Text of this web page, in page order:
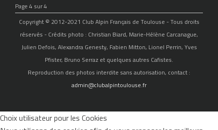
Page 4 sur 4
Copyright © 2012-2021 Club Alpin Français de Toulouse - Tous droits
réservés - Crédits photo : Christian Biard, Marie-Hélène Carcanague,
Julien Defois, Alexandra Genesty, Fabien Mitton, Lionel Perrin, Yves
Pfister, Bruno Serraz et quelques autres Cafistes.
Reproduction des photos interdite sans autorisation, contact :
admin@clubalpintoulouse.fr
Choix utilisateur pour les Cookies